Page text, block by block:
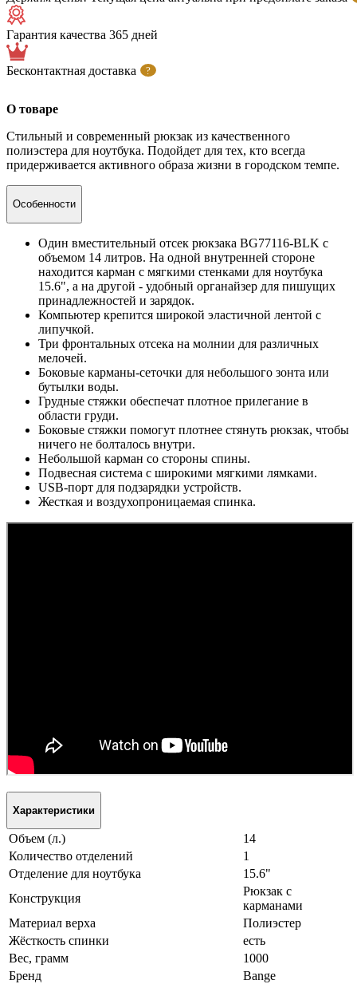
Гарантия качества 365 дней
Бесконтактная доставка ?
О товаре
Стильный и современный рюкзак из качественного
полиэстера для ноутбука. Подойдет для тех, кто всегда
придерживается активного образа жизни в городском темпе.
Особенности
Один вместительный отсек рюкзака BG77116-BLK с
объемом 14 литров. На одной внутренней стороне
находится карман с мягкими стенками для ноутбука
15.6", а на другой - удобный органайзер для пишущих
принадлежностей и зарядок.
Компьютер крепится широкой эластичной лентой с
липучкой.
Три фронтальных отсека на молнии для различных
мелочей.
Боковые карманы-сеточки для небольшого зонта или
бутылки воды.
Грудные стяжки обеспечат плотное прилегание в
области груди.
Боковые стяжки помогут плотнее стянуть рюкзак, чтобы
ничего не болталось внутри.
Небольшой карман со стороны спины.
Подвесная система с широкими мягкими лямками.
USB-порт для подзарядки устройств.
Жесткая и воздухопроницаемая спинка.
Характеристики
Объем (л.)
14
Количество отделений
1
Отделение для ноутбука
15.6"
Конструкция
Рюкзак с
карманами
Материал верха
Полиэстер
Жёсткость спинки
есть
Вес, грамм
1000
Бренд
Bange